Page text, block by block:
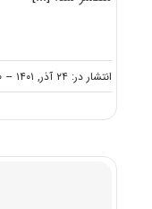
انتشار در: ۲۴ آذر, ۱۴۰۱ -- ۰